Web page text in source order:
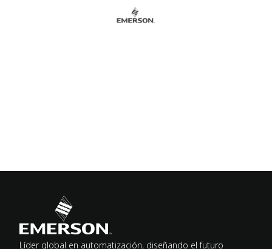
Líder global en automatización, diseñando el futuro